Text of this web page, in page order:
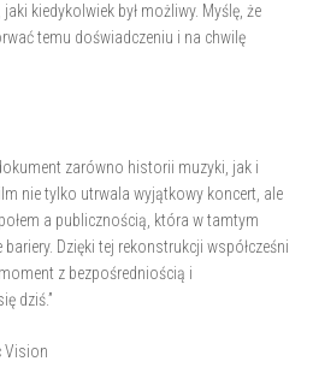
kiedykolwiek był możliwy. Myślę, że
temu doświadczeniu i na chwilę
dokument zarówno historii muzyki, jak i
nie tylko utrwala wyjątkowy koncert, ale
a publicznością, która w tamtym
bariery. Dzięki tej rekonstrukcji współcześni
z bezpośredniością i
dziś.”
Vision